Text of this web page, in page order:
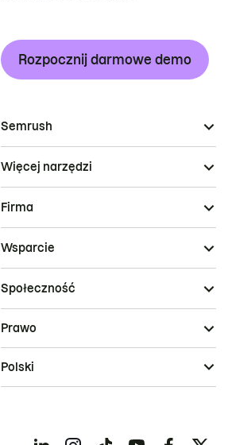
Rozpocznij darmowe demo
Semrush
Więcej narzędzi
Firma
Wsparcie
Społeczność
Prawo
Polski